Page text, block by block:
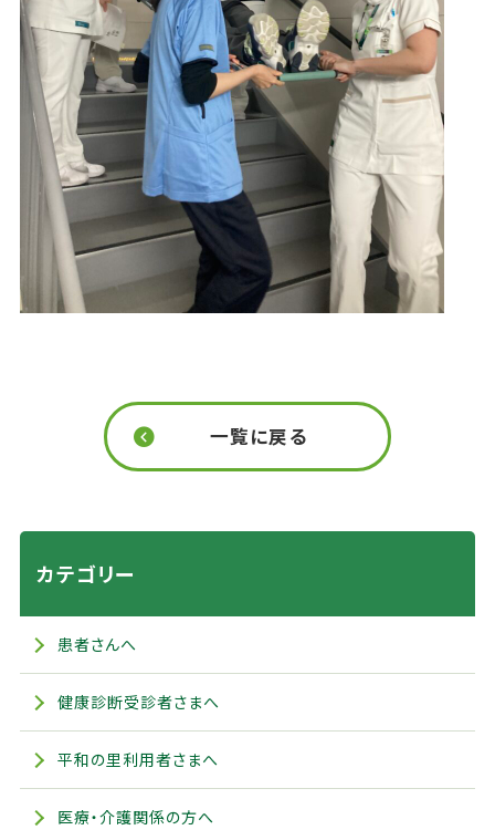
一覧に戻る
カテゴリー
患者さんへ
健康診断受診者さまへ
平和の里利用者さまへ
医療・介護関係の方へ